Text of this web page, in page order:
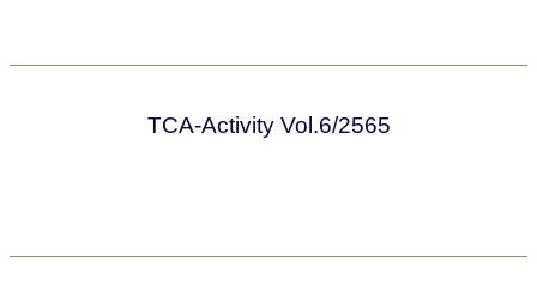
TCA-Activity Vol.6/2565